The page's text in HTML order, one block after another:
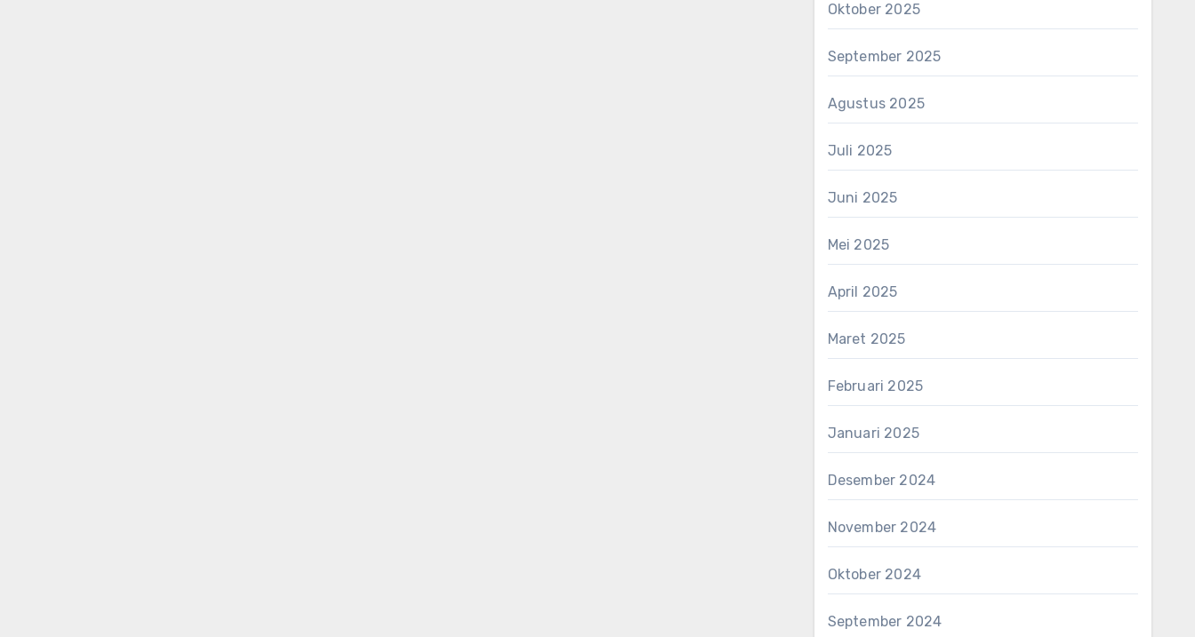
Oktober 2025
September 2025
Agustus 2025
Juli 2025
Juni 2025
Mei 2025
April 2025
Maret 2025
Februari 2025
Januari 2025
Desember 2024
November 2024
Oktober 2024
September 2024